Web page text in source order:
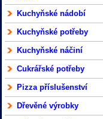
Kuchyňské nádobí
Kuchyňské potřeby
Kuchyňské náčiní
Cukrářské potřeby
Pizza příslušenství
Dřevěné výrobky